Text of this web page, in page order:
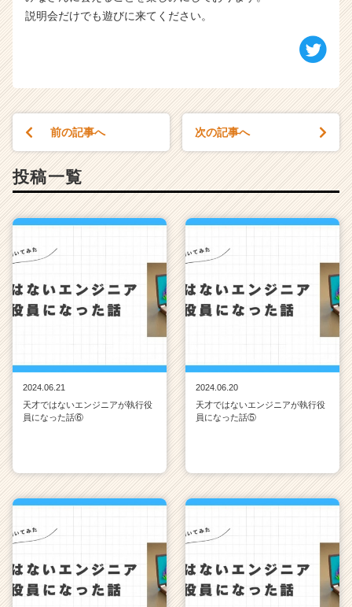
e
r）
説明会だけでも遊びに来てください。
前の記事へ 次の記事へ
投稿一覧
2024.06.21
天才ではないエンジニアが執行役
員になった話⑥
2024.06.20
天才ではないエンジニアが執行役
員になった話⑤